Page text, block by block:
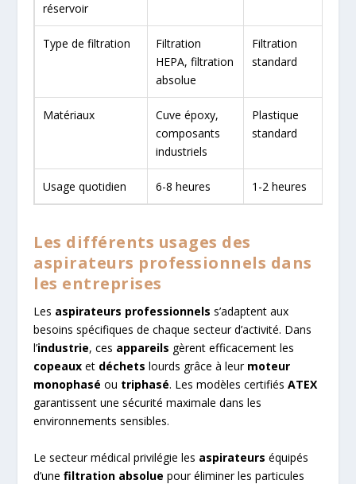
réservoir
Type de filtration
Filtration
HEPA, filtration
absolue
Filtration
standard
Matériaux
Cuve époxy,
composants
industriels
Plastique
standard
Usage quotidien 6-8 heures 1-2 heures
Les différents usages des
aspirateurs professionnels dans
les entreprises
Les aspirateurs professionnels s’adaptent aux
besoins spécifiques de chaque secteur d’activité. Dans
l’industrie, ces appareils gèrent efficacement les
copeaux et déchets lourds grâce à leur moteur
monophasé ou triphasé. Les modèles certifiésATEX
garantissent une sécurité maximale dans les
environnements sensibles.
Le secteur médical privilégie les aspirateurs équipés
d’unefiltration absolue pour éliminer les particules